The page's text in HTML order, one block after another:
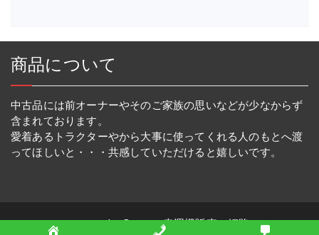
商品について
中古品には前オーナーやそのご家族の思いなどが少なからず
含まれております。
愛着あるトラクターやから大事に使ってくれる人のもとへ渡
ってほしいと・・・共感していただけると嬉しいです。
Copyright © 2026 幸運機販売・姫路